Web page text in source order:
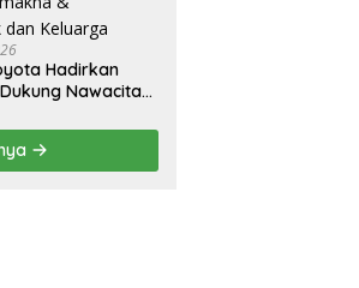
Hadirkan
Dukung Nawacita
&
bagi Anak